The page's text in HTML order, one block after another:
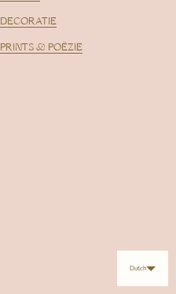
DECORATIE
PRINTS & POËZIE
Dutch